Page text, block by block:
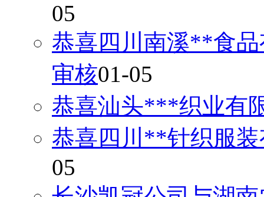
05
恭喜四川南溪**食
审核01-05
恭喜汕头***织业有
恭喜四川**针织服
05